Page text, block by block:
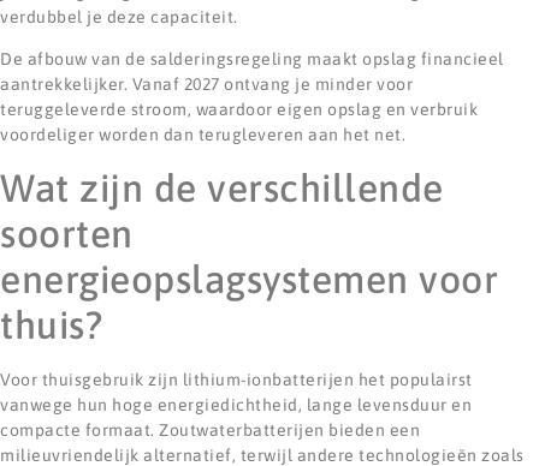
verdubbel je deze capaciteit.
De afbouw van de salderingsregeling maakt opslag financieel
aantrekkelijker. Vanaf 2027 ontvang je minder voor
teruggeleverde stroom, waardoor eigen opslag en verbruik
voordeliger worden dan terugleveren aan het net.
Wat zijn de verschillende
soorten
energieopslagsystemen voor
thuis?
Voor thuisgebruik zijn lithium-ionbatterijen het populairst
vanwege hun hoge energiedichtheid, lange levensduur en
compacte formaat. Zoutwaterbatterijen bieden een
milieuvriendelijk alternatief, terwijl andere technologieën zoals